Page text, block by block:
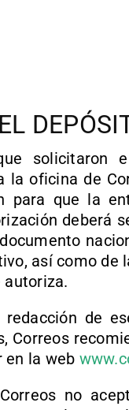
solicitaron
la oficina de
para que la
deberá
así como de
autoriza.
de
Correos
en la web
no